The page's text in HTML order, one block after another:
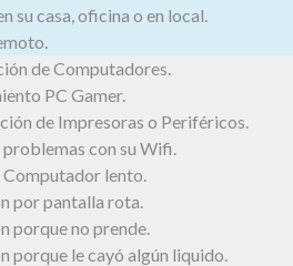
su casa, oficina o en local.
de Computadores.
PC Gamer.
de Impresoras o Periféricos.
problemas con su Wifi.
Computador lento.
por pantalla rota.
porque no prende.
porque le cayó algún liquido.